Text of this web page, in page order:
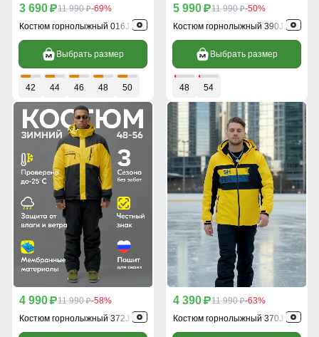
3 690 p11 990 p-69%
Костюм горнолыжный 016J
Выбрать размер
42 44 46 48 50
5 990 p11 990 p-50%
Костюм горнолыжный 390J
Выбрать размер
48 54
4 990 p11 990 p-58%
Костюм горнолыжный 372J
4 390 p11 990 p-63%
Костюм горнолыжный 370J